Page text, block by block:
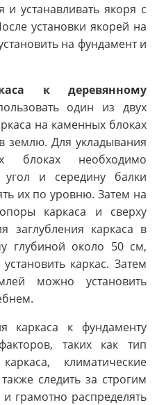
и устанавливать якоря с
установки якорей на
на фундамент и
к деревянному
один из двух
на каменных блоках
землю. Для укладывания
блоках необходимо
и середину балки
их по уровню. Затем на
каркаса и сверху
заглубления каркаса в
глубиной около 50 см,
каркас. Затем
можно установить
каркаса к фундаменту
таких как тип
климатические
следить за строгим
грамотно распределять